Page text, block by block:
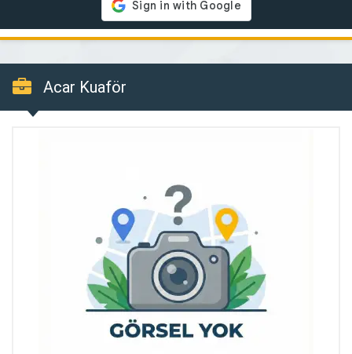
Acar Kuaför